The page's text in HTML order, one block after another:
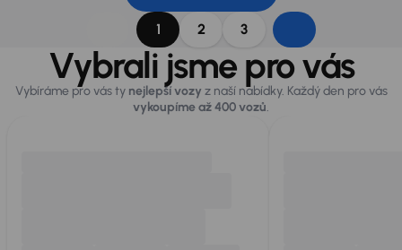
1 2 3
Vybrali jsme pro vás
Vybíráme pro vás ty nejlepší vozy z naší nabídky. Každý den pro vás
vykoupíme až 400 vozů.